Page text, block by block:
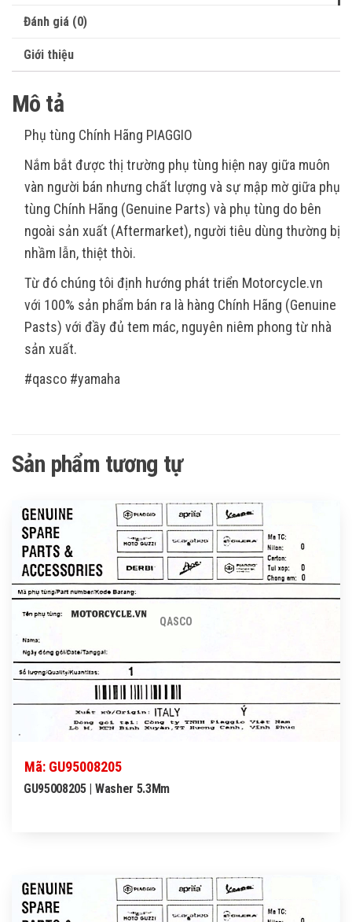
Đánh giá (0)
Giới thiệu
Mô tả
Phụ tùng Chính Hãng PIAGGIO
Nắm bắt được thị trường phụ tùng hiện nay giữa muôn
vàn người bán nhưng chất lượng và sự mập mờ giữa phụ
tùng Chính Hãng (Genuine Parts) và phụ tùng do bên
ngoài sản xuất (Aftermarket), người tiêu dùng thường bị
nhầm lẫn, thiệt thòi.
Từ đó chúng tôi định hướng phát triển Motorcycle.vn
với 100% sản phẩm bán ra là hàng Chính Hãng (Genuine
Pasts) với đầy đủ tem mác, nguyên niêm phong từ nhà
sản xuất.
#qasco #yamaha
Sản phẩm tương tự
QASCO
Mã: GU95008205
GU95008205 | Washer 5.3Mm